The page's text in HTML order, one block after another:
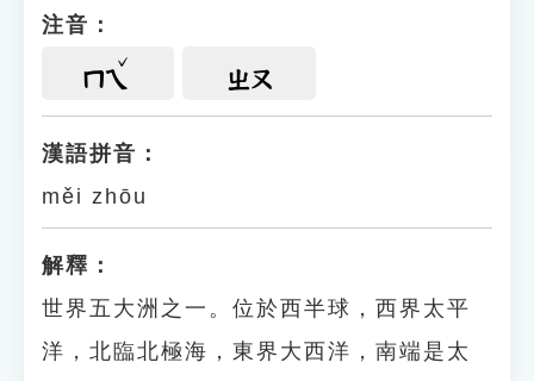
貓頭鷹博士
注音：
ㄇㄟ ㄓㄡ
漢語拼音：
měi zhōu
解釋：
世界五大洲之一。位於西半球，西界太平
洋，北臨北極海，東界大西洋，南端是太